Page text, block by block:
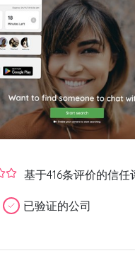
基于416条评价的信任
已验证的公司